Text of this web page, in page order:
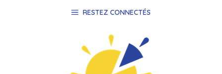
RESTEZ CONNECTÉS